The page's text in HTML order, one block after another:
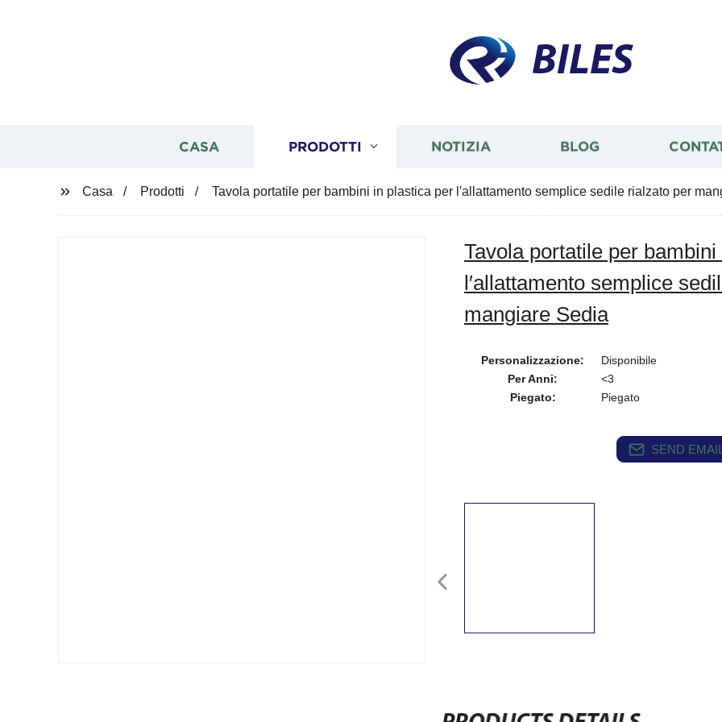
BILES
CASA PRODOTTI NOTIZIA BLOG
Casa Prodotti Tavola portatile per bambini in plastica per l′allattamento semplice sedile rialzato per
Tavola portatile per
l′allattamento semplice
mangiare Sedia
Personalizzazione:
Disponibile
Per Anni:
<3
Piegato:
Piegato
SEND